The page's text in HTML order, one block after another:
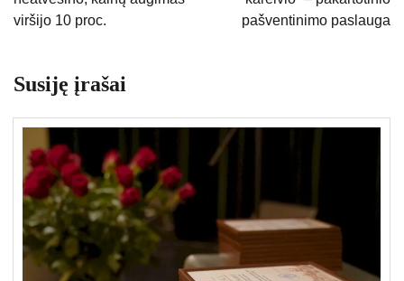
viršijo 10 proc.
pašventinimo paslauga
Susiję įrašai